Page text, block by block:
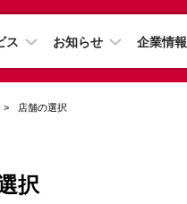
ス お知らせ 企業情報
店舗の選択
択